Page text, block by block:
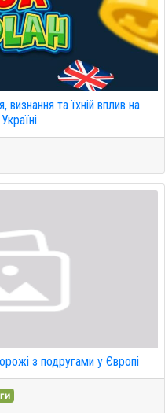
визнання та їхній вплив на
з подругами у Європі